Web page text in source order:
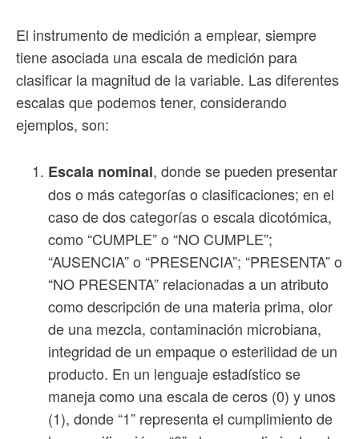
El instrumento de medición a emplear, siempre
tiene asociada una escala de medición para
clasificar la magnitud de la variable. Las diferentes
escalas que podemos tener, considerando
ejemplos, son:
Escala nominal, donde se pueden presentar
dos o más categorías o clasificaciones; en el
caso de dos categorías o escala dicotómica,
como “CUMPLE” o “NO CUMPLE”;
“AUSENCIA” o “PRESENCIA”; “PRESENTA” o
“NO PRESENTA” relacionadas a un atributo
como descripción de una materia prima, olor
de una mezcla, contaminación microbiana,
integridad de un empaque o esterilidad de un
producto. En un lenguaje estadístico se
maneja como una escala de ceros (0) y unos
(1), donde “1” representa el cumplimiento de